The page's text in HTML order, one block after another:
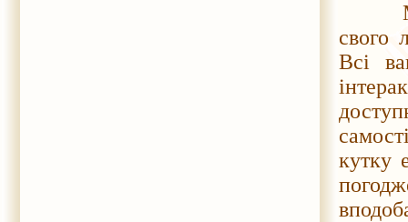
свого
Всі
кутку